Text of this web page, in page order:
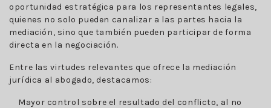
oportunidad estratégica para los representantes legales,
quienes no solo pueden canalizar a las partes hacia la
mediación, sino que también pueden participar de forma
directa en la negociación.
Entre las virtudes relevantes que ofrece la mediación
jurídica al abogado, destacamos:
Mayor control sobre el resultado del conflicto, al no